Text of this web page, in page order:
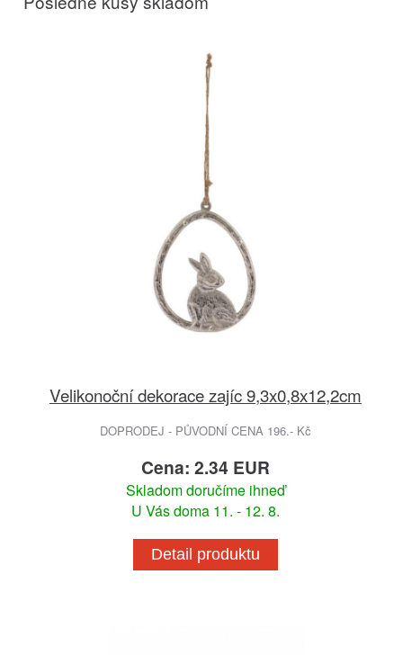
Velikonoční dekorace zajíc 9,3x0,8x12,2cm
DOPRODEJ - PŮVODNÍ CENA 196.- Kč
Cena: 2.34 EUR
Skladom doručíme ihneď
U Vás doma 11. - 12. 8.
Detail produktu